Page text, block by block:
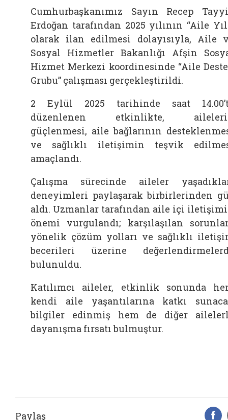
Cumhurbaşkanımız Sayın Recep
Erdoğan tarafından 2025 yılının “Aile
olarak ilan edilmesi dolayısıyla, Aile
Sosyal Hizmetler Bakanlığı Afşin
Hizmet Merkezi koordinesinde “Aile
Grubu” çalışması gerçekleştirildi.
2 Eylül 2025 tarihinde saat
düzenlenen etkinlikte,
güçlenmesi, aile bağlarının
ve sağlıklı iletişimin teşvik
amaçlandı.
Çalışma sürecinde aileler
deneyimleri paylaşarak birbirlerinden
aldı. Uzmanlar tarafından aile içi
önemi vurgulandı; karşılaşılan
yönelik çözüm yolları ve sağlıklı
becerileri üzerine
bulunuldu.
Katılımcı aileler, etkinlik sonunda
kendi aile yaşantılarına katkı
bilgiler edinmiş hem de diğer
dayanışma fırsatı bulmuştur.
Paylaş